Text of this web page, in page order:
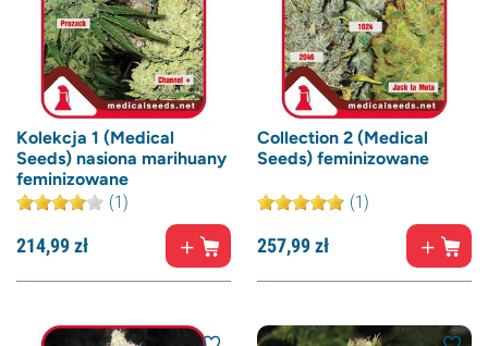
Kolekcja 1 (Medical
Seeds) nasiona marihuany
feminizowane
(1)
214,99zł
Collection 2 (Medical
Seeds) feminizowane
(1)
257,99zł